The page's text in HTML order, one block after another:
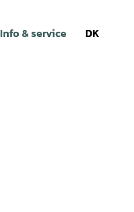
Info & service DK